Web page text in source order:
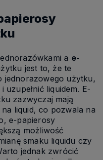
a e-
jest to, że te
jednorazowego użytku,
uzupełnić liquidem. E-
zazwyczaj mają
liquid, co pozwala na
e-papierosy
możliwość
smaku liquidu czy
jednak zwrócić